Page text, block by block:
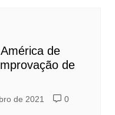
de
de
de 2021 0